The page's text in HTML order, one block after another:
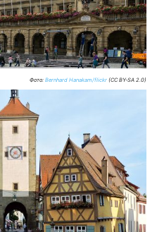
Фото: Bernhard Hanakam/flickr (CC BY-SA 2.0)